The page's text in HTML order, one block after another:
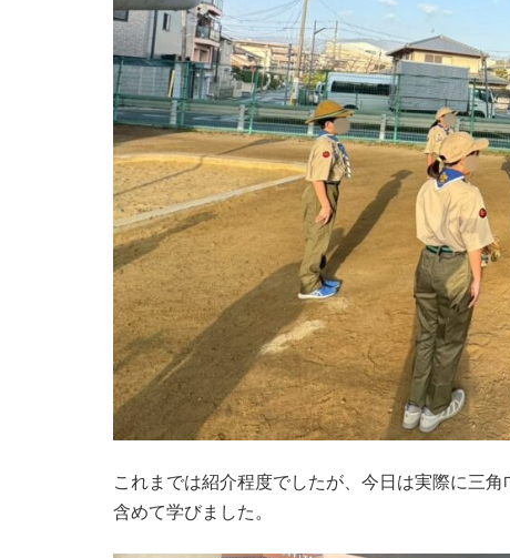
これまでは紹介程度でしたが、今日は実際に三
含めて学びました。